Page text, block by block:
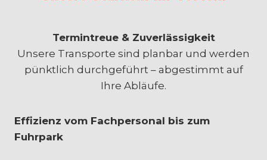
Termintreue & Zuverlässigkeit
Unsere Transporte sind planbar und werden
pünktlich durchgeführt – abgestimmt auf
Ihre Abläufe.
Effizienz vom Fachpersonal bis zum
Fuhrpark